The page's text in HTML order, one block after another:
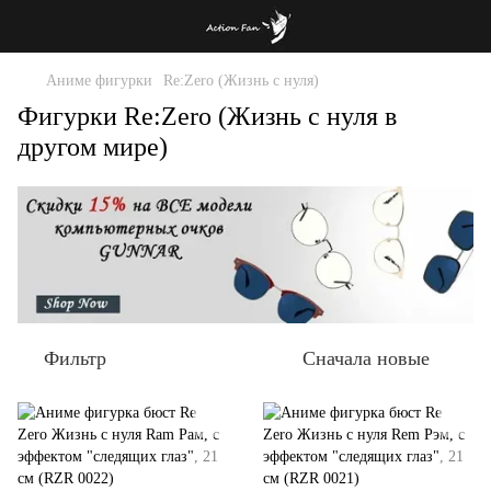
Аниме фигурки Re:Zero (Жизнь с нуля)
Фигурки Re:Zero (Жизнь с нуля в
другом мире)
Фильтр Сначала новые